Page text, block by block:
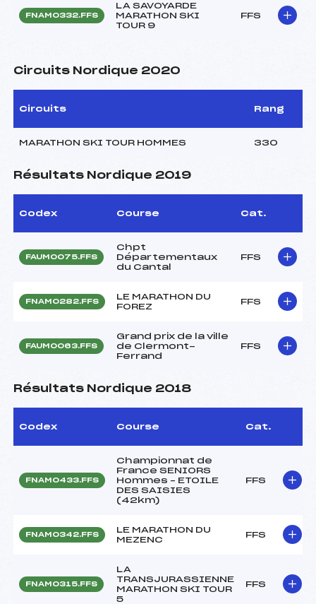
FNAM0332.FFS
LA SAVOYARDE
MARATHON SKI
TOUR 9
FFS
Circuits Nordique 2020
Circuits Rang
MARATHON SKI TOUR HOMMES 330
Résultats Nordique 2019
Codex Course Cat.
FAUM0075.FFS
Chpt
Départementaux
du Cantal
FFS
FNAM0282.FFS
LE MARATHON DU
FOREZ
FFS
FAUM0063.FFS
Grand prix de la ville
de Clermont-
Ferrand
FFS
Résultats Nordique 2018
Codex Course Cat.
FNAM0433.FFS
Championnat de
France SENIORS
Hommes – ETOILE
DES SAISIES
(42km)
FFS
FNAM0342.FFS
LE MARATHON DU
MEZENC
FFS
FNAM0315.FFS
LA
TRANSJURASSIENNE
MARATHON SKI TOUR
5
FFS